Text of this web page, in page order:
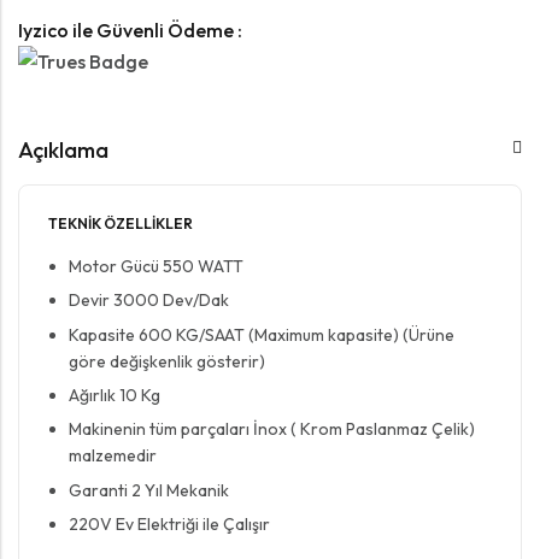
Iyzico ile Güvenli Ödeme :
Açıklama
TEKNİK ÖZELLİKLER
Motor Gücü 550 WATT
Devir 3000 Dev/Dak
Kapasite 600 KG/SAAT (Maximum kapasite) (Ürüne
göre değişkenlik gösterir)
Ağırlık 10 Kg
Makinenin tüm parçaları İnox ( Krom Paslanmaz Çelik)
malzemedir
Garanti 2 Yıl Mekanik
220V Ev Elektriği ile Çalışır